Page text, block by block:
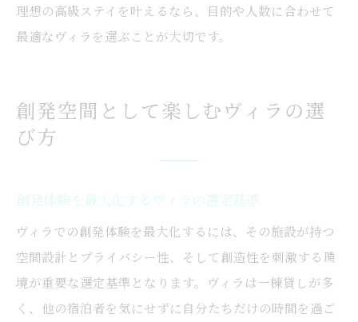
理想の高級ステイを叶えるなら、目的や人数に合わせて
最適なヴィラを選ぶことが大切です。
創発空間として楽しむヴィラの選
び方
創発体験を最大化するヴィラの選定基準
ヴィラでの創発体験を最大化するには、その施設が持つ
空間設計とプライバシー性、そして創造性を刺激する環
境が重要な選定基準となります。ヴィラは一棟貸しが多
く、他の宿泊者を気にせずに自分たちだけの時間を過ご